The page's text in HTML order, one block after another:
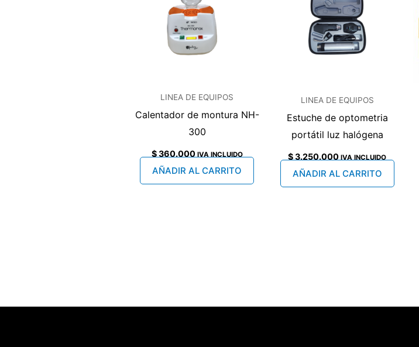
LINEA DE EQUIPOS
Calentador de montura NH-
300
$360.000 IVA INCLUIDO
AÑADIR AL CARRITO
LINEA DE EQUIPOS
Estuche de optometria
portátil luz halógena
$3.250.000 IVA INCLUIDO
AÑADIR AL CARRITO